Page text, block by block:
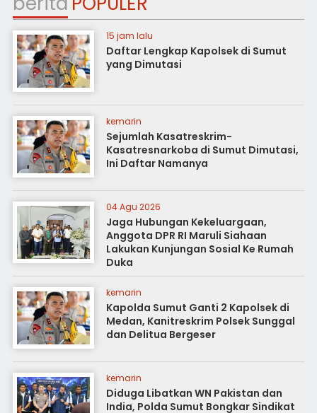
15 jam lalu
Daftar Lengkap Kapolsek di Sumut
yang Dimutasi
kemarin
Sejumlah Kasatreskrim-
Kasatresnarkoba di Sumut Dimutasi,
Ini Daftar Namanya
04 Agu 2026
Jaga Hubungan Kekeluargaan,
Anggota DPR RI Maruli Siahaan
Lakukan Kunjungan Sosial Ke Rumah
Duka
kemarin
Kapolda Sumut Ganti 2 Kapolsek di
Medan, Kanitreskrim Polsek Sunggal
dan Delitua Bergeser
kemarin
Diduga Libatkan WN Pakistan dan
India, Polda Sumut Bongkar Sindikat